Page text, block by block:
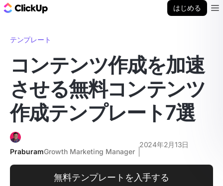
はじめる
テンプレート
コンテンツ作成を加速
させる無料コンテンツ
作成テンプレート7選
PraburamGrowth Marketing Manager
2024年2月13日
無料テンプレートを入手する